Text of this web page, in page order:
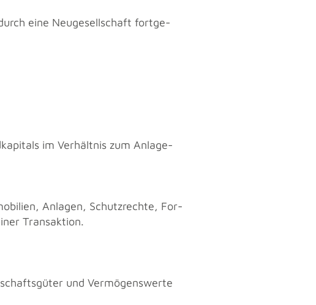
eine Neu­ge­sell­schaft fort­ge­
im Ver­hält­nis zum An­la­ge­
An­la­gen, Schutz­rech­te, For­
Trans­ak­ti­on.
und Ver­mö­gens­wer­te